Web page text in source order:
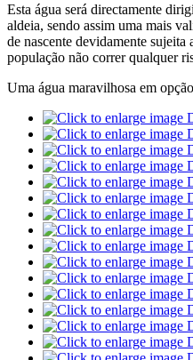
Esta água será directamente
aldeia, sendo assim uma mais
de nascente devidamente sujeita
população não correr qualquer
Uma água maravilhosa em